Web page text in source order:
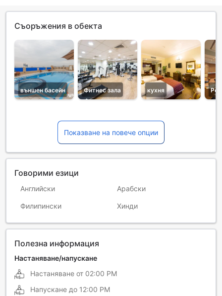
Съоръжения в обекта
външен басейн Фитнес зала кухня
Показване на повече опции
Говорими езици
Английски Арабски
Филипински Хинди
Полезна информация
Настаняване/напускане
Настаняване от 02:00 PM
Напускане до 12:00 PM